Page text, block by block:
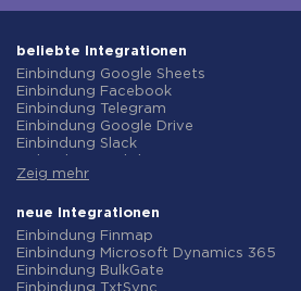
beliebte Integrationen
Einbindung Google Sheets
Einbindung Facebook
Einbindung Telegram
Einbindung Google Drive
Einbindung Slack
Einbindung Gmail
Einbindung ClickUp
Einbindung Airtable
Einbindung Google Contacts
Einbindung OpenAI (ChatGPT)
Einbindung Instagram
Zeig mehr
neue Integrationen
Einbindung Finmap
Einbindung Microsoft Dynamics 365
Einbindung BulkGate
Einbindung TxtSync